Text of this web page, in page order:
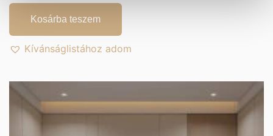
Kosárba teszem
Kívánságlistához adom